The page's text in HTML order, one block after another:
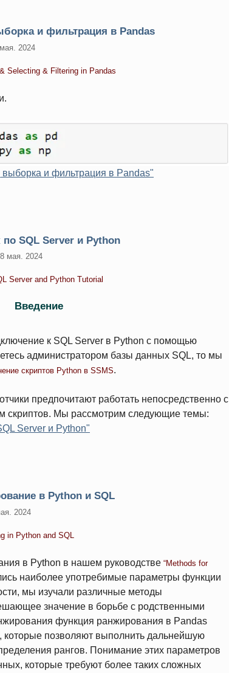
и фильтрация в Pandas
2024
Selecting & Filtering in Pandas
и фильтрация в Pandas"
по SQL Server и Python
мая. 2024
Server and Python Tutorial
Введение
к SQL Server в Python с помощью
администратором базы данных SQL, то мы
скриптов Python в SSMS.
предпочитают работать непосредственно с
скриптов. Мы рассмотрим следующие темы:
Server и Python"
в Python и SQL
2024
in Python and SQL
в Python в нашем руководстве “Methods for
наиболее употребимые параметры функции
мы изучали различные методы
значение в борьбе с родственными
функция ранжирования в Pandas
которые позволяют выполнить дальнейшую
рангов. Понимание этих параметров
которые требуют более таких сложных